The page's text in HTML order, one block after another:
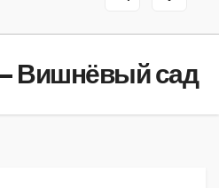
Вишнёвый сад